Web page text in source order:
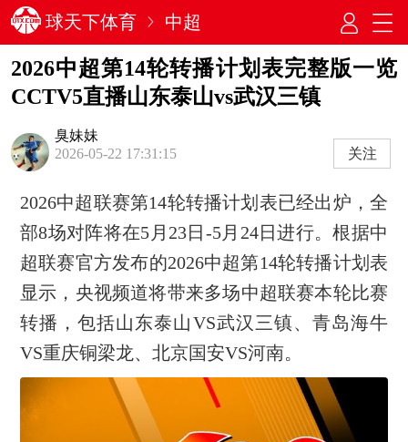
球天下体育 中超
2026中超第14轮转播计划表完整版一览
CCTV5直播山东泰山vs武汉三镇
臭妹妹
2026-05-22 17:31:15
关注
2026中超联赛第14轮转播计划表已经出炉，全
部8场对阵将在5月23日-5月24日进行。根据中
超联赛官方发布的2026中超第14轮转播计划表
显示，央视频道将带来多场中超联赛本轮比赛
转播，包括山东泰山VS武汉三镇、青岛海牛
VS重庆铜梁龙、北京国安VS河南。